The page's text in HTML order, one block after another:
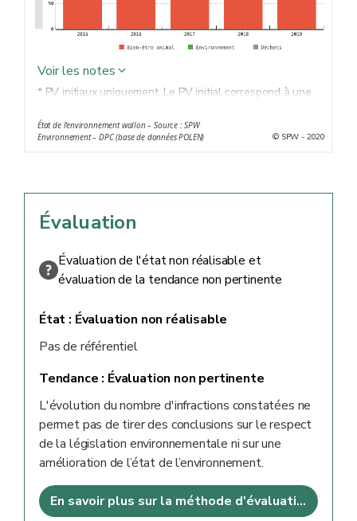
Voir les notes
* PV initiaux uniquement. Le PV initial correspond à une
concernant un ou plusieurs auteur(s) présumé(s).
État de l'environnement wallon – Source : SPW
Environnement – DPC (base de données POLEN)
© SPW - 2020
Évaluation
Évaluation de l'état non réalisable et
évaluation de la tendance non pertinente
État : Évaluation non réalisable
Pas de référentiel
Tendance : Évaluation non pertinente
L'évolution du nombre d'infractions constatées ne
permet pas de tirer des conclusions sur le respect
de la législation environnementale ni sur une
amélioration de l’état de l’environnement.
En savoir plus sur la méthode d'évaluation